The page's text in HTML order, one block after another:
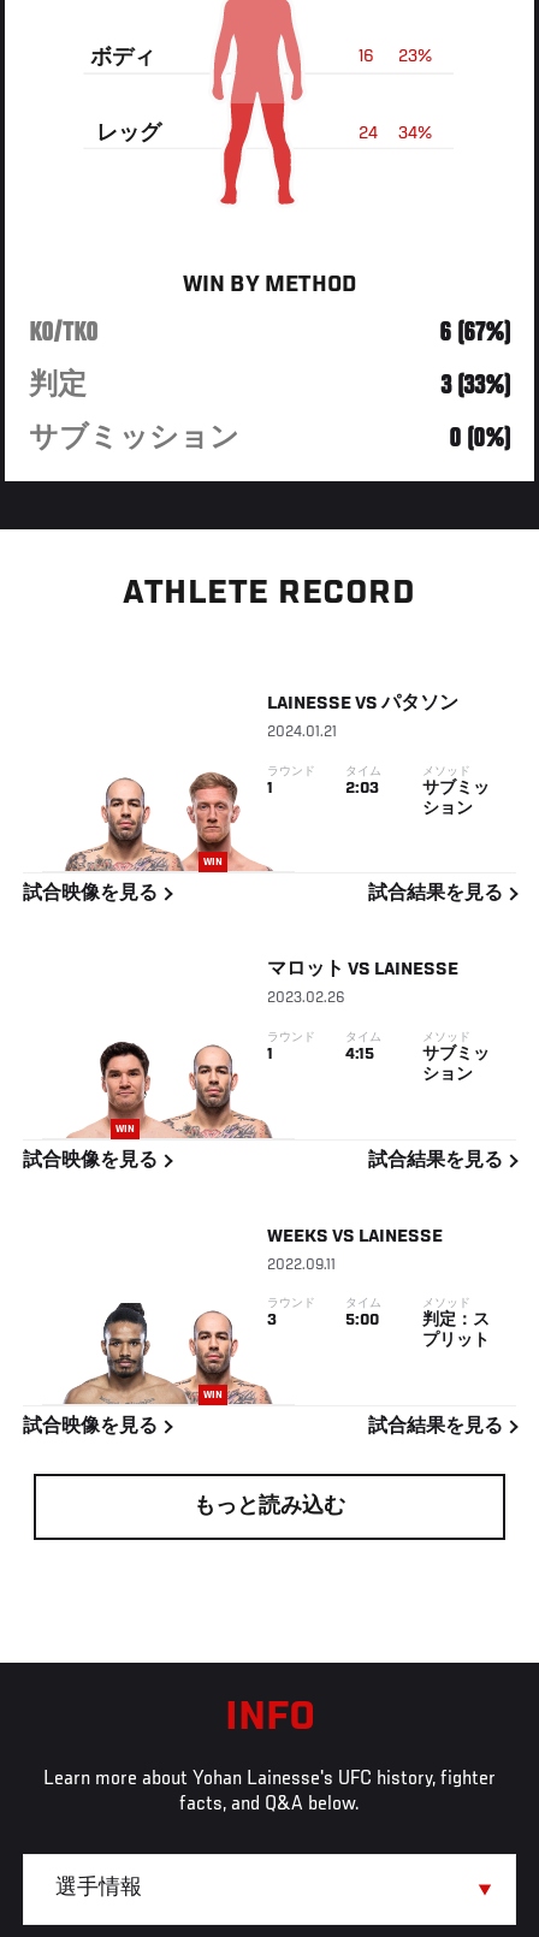
23%
16
ボディ
34%
24
レッグ
WIN BY METHOD
KO/TKO
6 (67%)
判定
3 (33%)
サブミッション
0 (0%)
ATHLETE RECORD
WIN
LAINESSE VS パタソン
2024.01.21
ラウンド
1
タイム
2:03
メソッド
サブミッ
ション
試合映像を見る 試合結果を見る
WIN
マロット VS LAINESSE
2023.02.26
ラウンド
1
タイム
4:15
メソッド
サブミッ
ション
試合映像を見る 試合結果を見る
WIN
WEEKS VS LAINESSE
2022.09.11
ラウンド
3
タイム
5:00
メソッド
判定：ス
プリット
試合映像を見る 試合結果を見る
もっと読み込む
INFO
Learn more about Yohan Lainesse's UFC history, fighter
facts, and Q&A below.